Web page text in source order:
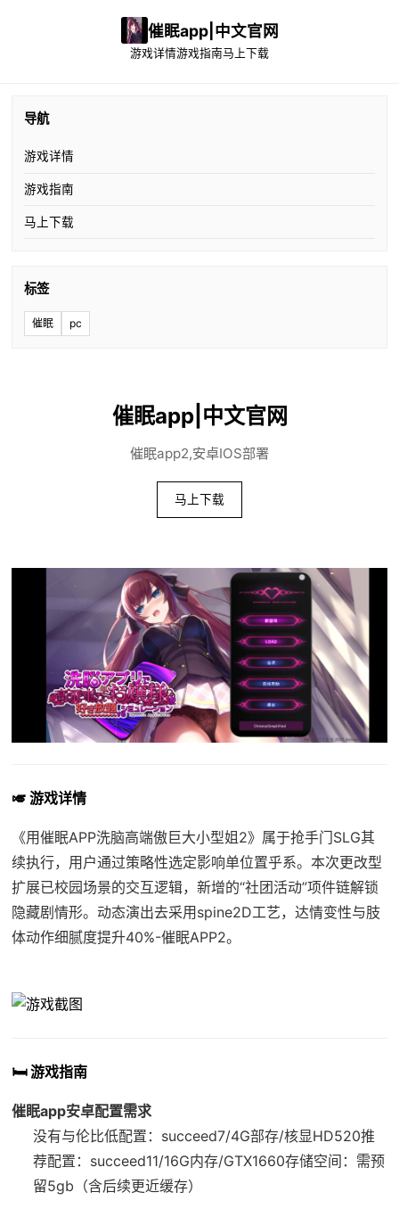
催眠app|中文官网
游戏详情游戏指南马上下载
导航
游戏详情
游戏指南
马上下载
标签
催眠 pc
催眠app|中文官网
催眠app2,安卓IOS部署
马上下载
🎺 游戏详情
《用催眠APP洗脑高端傲巨大小型姐2》属于抢手门SLG其
续执行，用户通过策略性选定影响单位置乎系。本次更改型
扩展已校园场景的交互逻辑，新增的“社团活动”项件链解锁
隐藏剧情形。动态演出去采用spine2D工艺，达情变性与肢
体动作细腻度提升40%-催眠APP2。
🛏️ 游戏指南
催眠app安卓配置需求
​没有与伦比低配置​ ​：succeed7/4G部存/核显HD520​推
荐配置​ ​：succeed11/16G内存/GTX1660​存储空间​ ​：需预
留5gb（含后续更近缓存）